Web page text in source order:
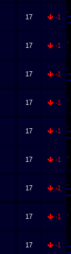
17 -1
17 -1
17 -1
17 -1
17 -1
17 -1
17 -1
17 -1
17 -1